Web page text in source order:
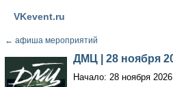
VKevent.ru
← афиша мероприятий
ДМЦ | 28 ноября
Начало: 28 ноября